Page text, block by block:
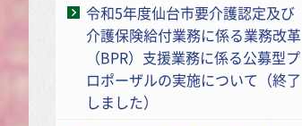
令和5年度仙台市要介護認定及び
介護保険給付業務に係る業務改革
（BPR）支援業務に係る公募型プ
ロポーザルの実施について（終了
しました）